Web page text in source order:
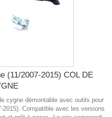
(11/2007-2015) COL DE
cygne démontable avec outils pour
2015). Compatible avec les versions